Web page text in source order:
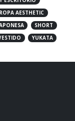
ROPA AESTHETIC
SHORT
YUKATA